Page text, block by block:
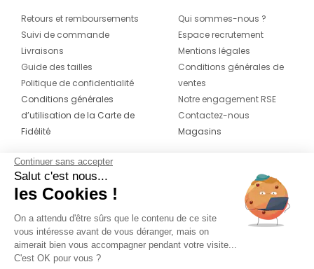
Retours et remboursements
Suivi de commande
Livraisons
Guide des tailles
Politique de confidentialité
Conditions générales
d’utilisation de la Carte de
Fidélité
Qui sommes-nous ?
Espace recrutement
Mentions légales
Conditions générales de
ventes
Notre engagement RSE
Contactez-nous
Magasins
CONTACT
04 42 20 78 42
Du lundi au jeudi de 8h30 à 16h30 & le
vendredi de 8h30 à 15h30
Continuer sans accepter
Salut c'est nous...
les Cookies !
On a attendu d'être sûrs que le contenu de ce site
vous intéresse avant de vous déranger, mais on
aimerait bien vous accompagner pendant votre visite...
C'est OK pour vous ?